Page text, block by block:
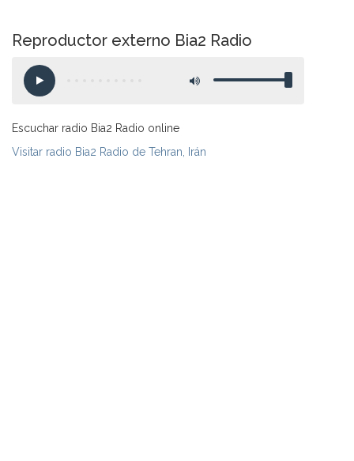
Reproductor externo Bia2 Radio
Escuchar radio Bia2 Radio online
Visitar radio Bia2 Radio de Tehran, Irán